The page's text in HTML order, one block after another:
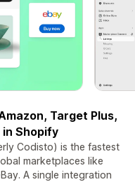
Target Plus,
in Shopify
Codisto) is the fastest
marketplaces like
A single integration